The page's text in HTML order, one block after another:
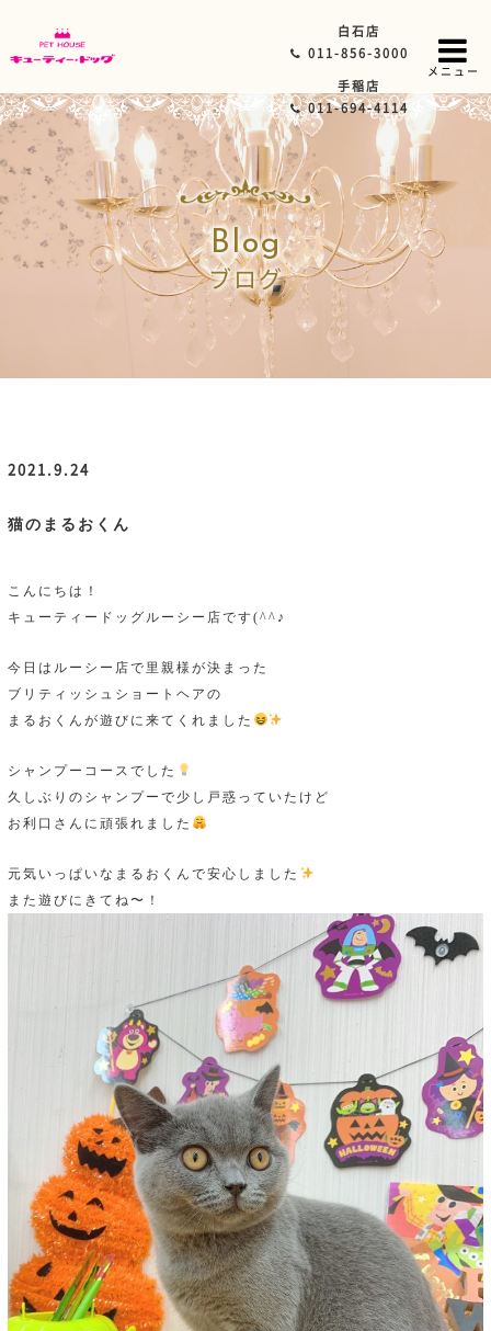
白石店
011-856-3000
手稲店
011-694-4114
メニュー
Blog
ブログ
2021.9.24
猫のまるおくん
こんにちは！
キューティードッグルーシー店です(^^♪
今日はルーシー店で里親様が決まった
ブリティッシュショートヘアの
まるおくんが遊びに来てくれました
シャンプーコースでした
久しぶりのシャンプーで少し戸惑っていたけど
お利口さんに頑張れました
元気いっぱいなまるおくんで安心しました
また遊びにきてね〜！